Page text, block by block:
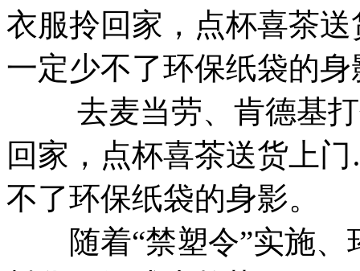
衣服拎回家，点杯喜茶
一定少不了环保纸袋的身
去麦当劳、肯德基打
回家，点杯喜茶送货上
不了环保纸袋的身影。
随着“禁塑令”实施、